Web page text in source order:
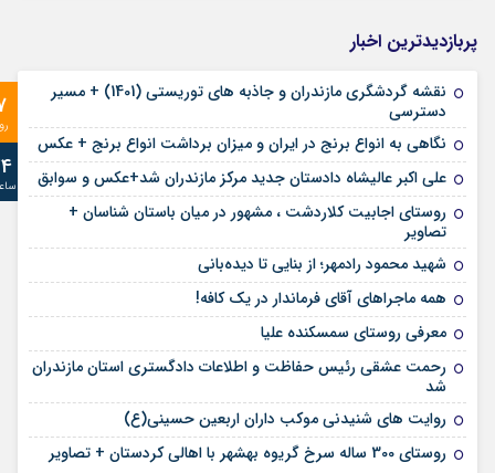
پربازدیدترین اخبار
نقشه گردشگری مازندران و جاذبه های توریستی (1401) + مسیر
دسترسی
نگاهی به انواع برنج در ایران و میزان برداشت انواع برنج + عکس
علی‌ اکبر عالیشاه دادستان جدید مرکز مازندران شد+عکس و سوابق
روستای اجابیت کلاردشت ، مشهور در میان باستان شناسان +
تصاویر
شهید محمود رادمهر؛ از بنایی تا دیده‌بانی
همه ماجراهای آقای فرماندار در یک کافه!
معرفی روستای سمسکنده علیا
رحمت عشقی رئیس حفاظت و اطلاعات دادگستری استان مازندران
شد
روایت های شنیدنی موکب داران اربعین حسینی(ع)
روستای 300 ساله سرخ ‌گریوه بهشهر با اهالی کردستان + تصاویر